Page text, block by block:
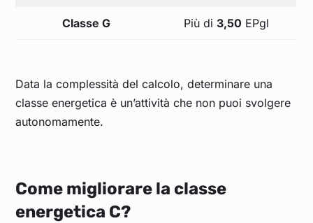
Classe G Più di 3,50 EPgl
Data la complessità del calcolo, determinare una
classe energetica è un’attività che non puoi svolgere
autonomamente.
Come migliorare la classe
energetica C?